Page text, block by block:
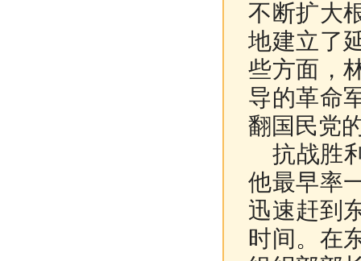
不断扩大
地建立了
些方面，
导的革命
翻国民党
抗战胜
他最早率
迅速赶到
时间。在